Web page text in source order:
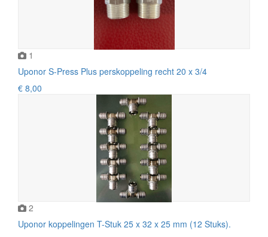
1
Uponor S-Press Plus perskoppeling recht 20 x 3/4
€ 8,00
2
Uponor koppelingen T-Stuk 25 x 32 x 25 mm (12 Stuks).